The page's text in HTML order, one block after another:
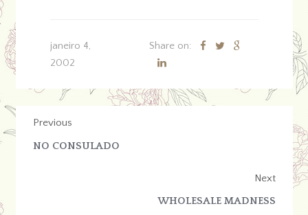
janeiro 4,
2002
Share on:
Previous
NO CONSULADO
Next
WHOLESALE MADNESS